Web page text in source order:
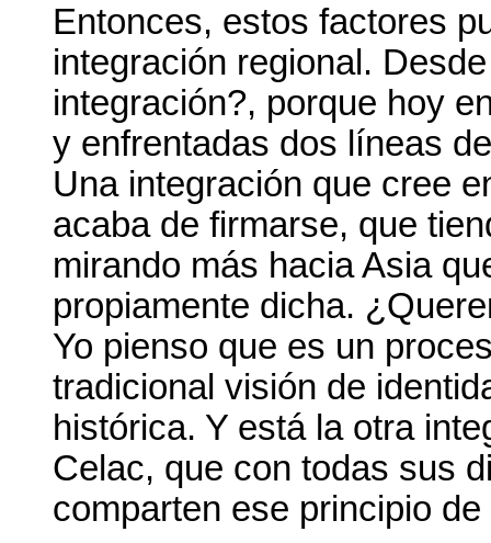
Entonces, estos factores
integración regional.
integración?, porque hoy
y enfrentadas dos líneas
Una integración que cree
acaba de firmarse, que
mirando más hacia Asia
propiamente dicha.
Yo pienso que es un
tradicional visión de
histórica. Y está la otra
Celac, que con todas sus
comparten ese principio